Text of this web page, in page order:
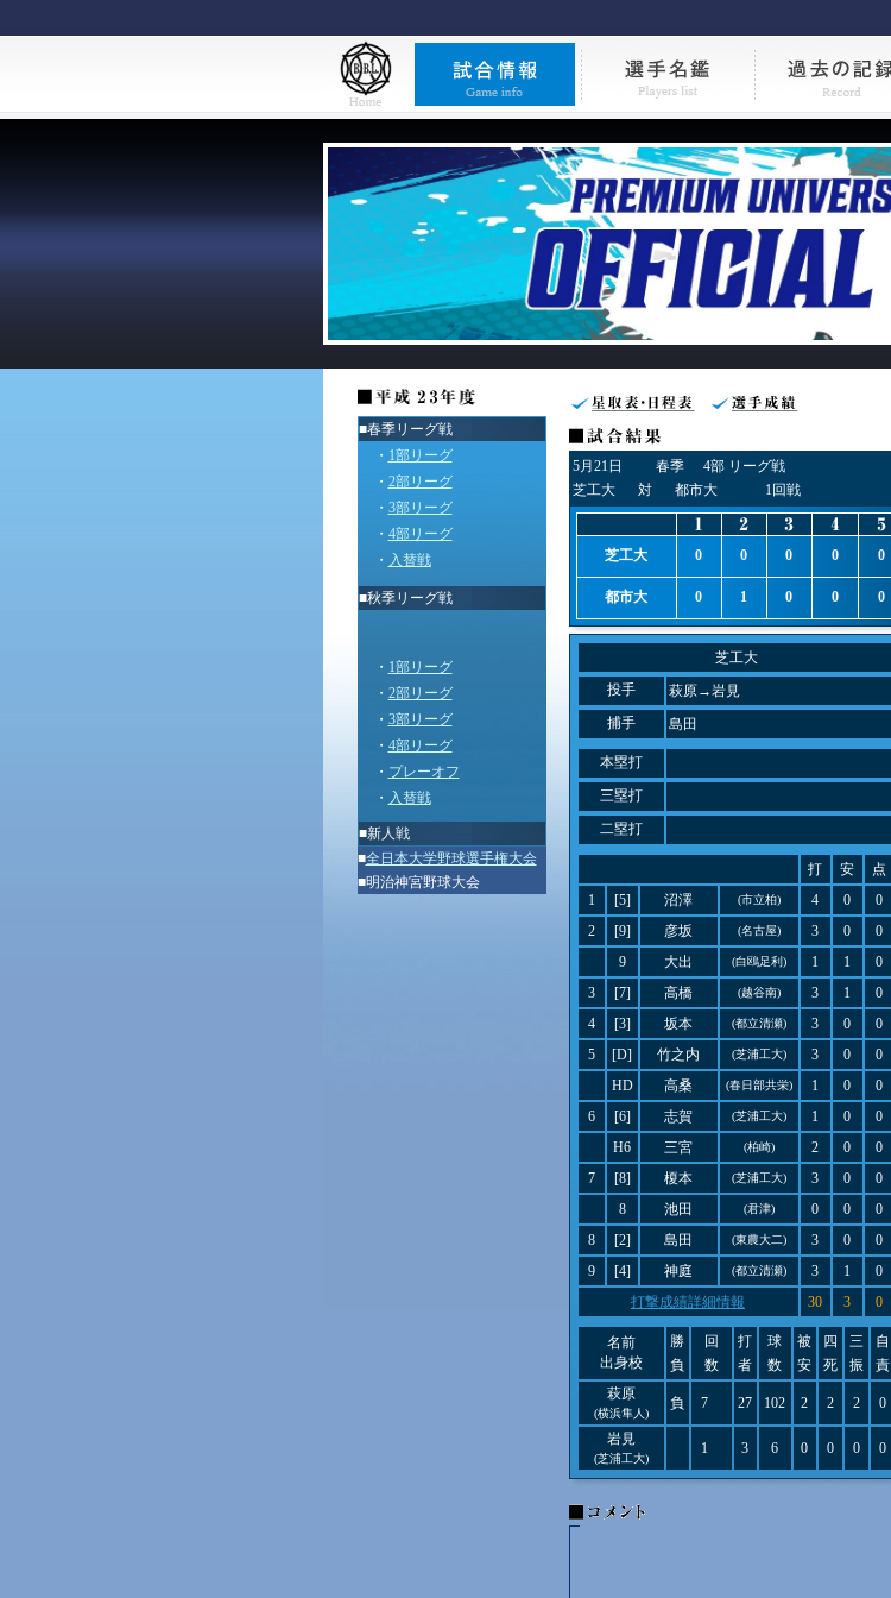
■春季リーグ戦
・ 1部リーグ
・ 2部リーグ
・ 3部リーグ
・ 4部リーグ
・ 入替戦
■秋季リーグ戦
・ 1部リーグ
・ 2部リーグ
・ 3部リーグ
・ 4部リーグ
・ プレーオフ
・ 入替戦
■新人戦
■全日本大学野球選手権大会
■明治神宮野球大会
5月21日 春季 4部 リーグ戦
芝工大
対 都市大 1回戦
芝工大 0 0 0 0 0
都市大 0 1 0 0 0
芝工大
投手
萩原→岩見
捕手
島田
本塁打
三塁打
二塁打
打 安
点
1
[5] 沼澤 (市立柏) 4 0
0
2
[9] 彦坂 (名古屋) 3 0
0
9
大出 (白鴎足利) 1 1
0
3
[7] 高橋 (越谷南) 3 1
0
4
[3] 坂本 (都立清瀬) 3 0
0
5
[D] 竹之内 (芝浦工大) 3 0
0
HD
高桑 (春日部共栄) 1 0
0
6
[6] 志賀 (芝浦工大) 1 0
0
H6
三宮 (柏崎) 2 0
0
7
[8] 榎本 (芝浦工大) 3 0
0
8
池田 (君津) 0 0
0
8
[2] 島田 (東農大二) 3 0
0
9
[4] 神庭 (都立清瀬) 3 1
0
打撃成績詳細情報
30 3 0
名前
出身校
勝
負
回
数
打
者
球
数
被
安
四
死
三
振
自
責
萩原
(横浜隼人)
負 7 27 102 2 2 2 0
岩見
(芝浦工大)
1 3 6 0 0 0 0